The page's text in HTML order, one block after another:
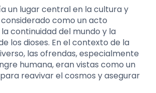
un lugar central en la cultura y
como un acto
continuidad del mundo y la
los dioses. En el contexto de la
las ofrendas, especialmente
humana, eran vistas como un
reavivar el cosmos y asegurar